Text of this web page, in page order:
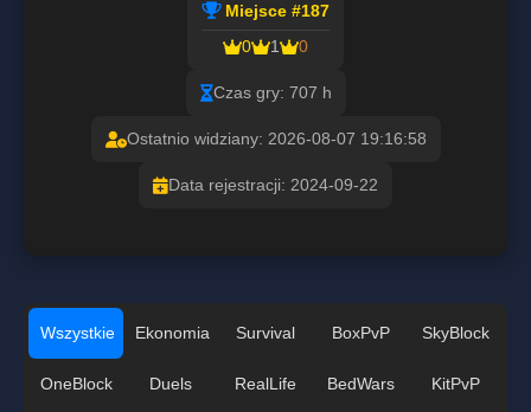
Miejsce #187
0
1 0
Czas gry: 707 h
Ostatnio widziany: 2026-08-07 19:16:58
Data rejestracji: 2024-09-22
Wszystkie Ekonomia Survival BoxPvP SkyBlock
OneBlock Duels RealLife BedWars KitPvP